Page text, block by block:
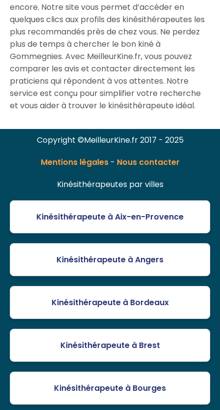
encore. Notre site vous permet d’accéder en
quelques clics aux profils des kinésithérapeutes les
plus recommandés près de chez vous. Ne perdez
plus de temps à chercher le bon kiné à
Gommegnies. Avec MeilleurKine.fr, vous pouvez
comparer les avis et contacter directement les
praticiens qui répondent à vos attentes. Notre
service est conçu pour simplifier votre recherche
et vous aider à trouver le kinésithérapeute idéal.
Copyright ©MeilleurKine.fr 2017 - 2025
Mentions légales- Nous contacter
Kinésithérapeutes par villes
Kinésithérapeute à Aix-en-Provence
Kinésithérapeute à Angers
Kinésithérapeute à Bordeaux
Kinésithérapeute à Brest
Kinésithérapeute à Bourges